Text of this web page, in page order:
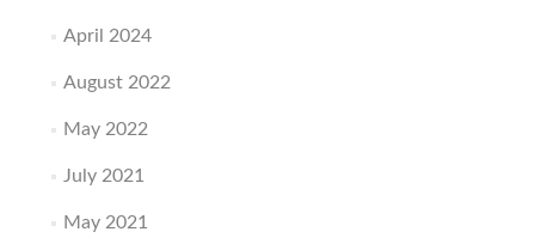
April 2024
August 2022
May 2022
July 2021
May 2021